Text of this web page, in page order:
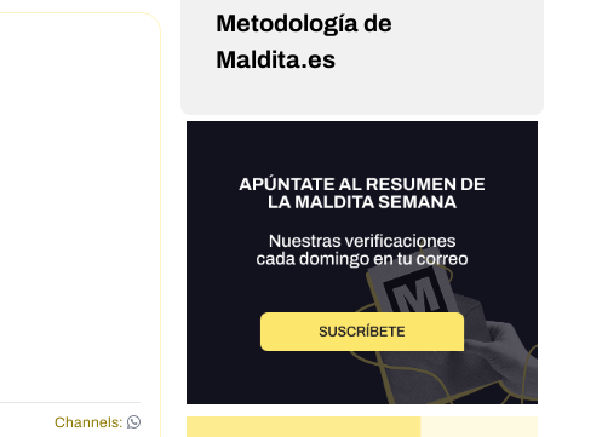
Channels:
Metodología de
Maldita.es